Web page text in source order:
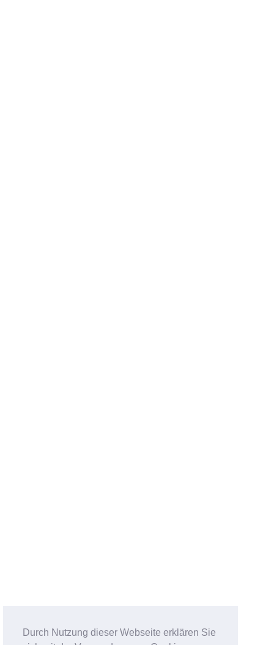
Durch Nutzung dieser Webseite erklären Sie